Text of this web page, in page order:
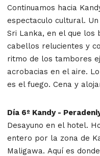
Continuamos hacia
espectaculo cultural.
Sri Lanka, en el que los
cabellos relucientes y
ritmo de los tambores
acrobacias en el aire.
es el fuego. Cena y
Día 6º Kandy -
Desayuno en el hotel.
entero por la zona de
Maligawa. Aquí es